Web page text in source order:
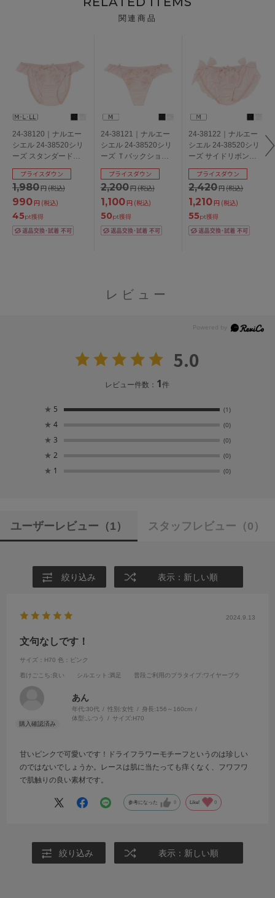
関連商品
24-38120｜ナルエー
シエル 24-38520シリ
ーズ スタンダードシ
ョーツ M/L/LL
1,980円(税込)
プライスダウン
990円 (税込)
45pt獲得
24-38121｜ナルエー
シエル 24-38520シリ
ーズ Ｔバックショー
ツ M
2,200円(税込)
プライスダウン
1,100円 (税込)
50pt獲得
24-38122｜ナルエー
シエル 24-38520シリ
ーズ サイドリボンシ
ョーツ M
2,420円(税込)
プライスダウン
1,210円 (税込)
55pt獲得
レビュー
5.0
レビュー件数： 1件
★ 5 (1)
★ 4 (0)
★ 3 (0)
★ 2 (0)
★ 1 (0)
ユーザーレビュー （1） スタッフレビュー （0）
絞り込み 表示：新しい順
2024.9.13
文句なしです！
サイズ：H70 色：ピンク
着けごこち:良い シルエット :満足 普段ご利用のブラタイプ :ワイヤーブラ
あん
年代:30代 性別:女性 身長:156～160cm
体型:ふつう サイズ: H70
甘いピンクで可愛いです！ドライフラワーモチーフというのは珍しい
のではないでしょうか。レースは肌に当たっても痒くなく、フワフワ
で肌触りの良い素材です。
参考になった 0 Like! 0
絞り込み 表示：新しい順